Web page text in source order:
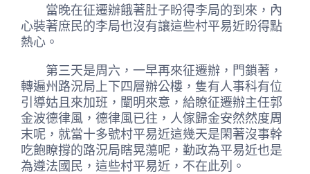
當晚在征遷辦餓著肚子盼得李局的到來，內
心裝著庶民的李局也沒有讓這些村平易近盼得點
熱心。
第三天是周六，一早再來征遷辦，門鎖著，
轉遍州路況局上下四層辦公樓，隻有人事科有位
引導姑且來加班，闡明來意，給瞭征遷辦主任郭
金波德律風，德律風已往，人傢歸金安然然度周
末呢，就當十多號村平易近這幾天是閑著沒事幹
吃飽瞭撐的路況局瞎晃蕩呢，勤政為平易近也是
為遵法國民，這些村平易近，不在此列。